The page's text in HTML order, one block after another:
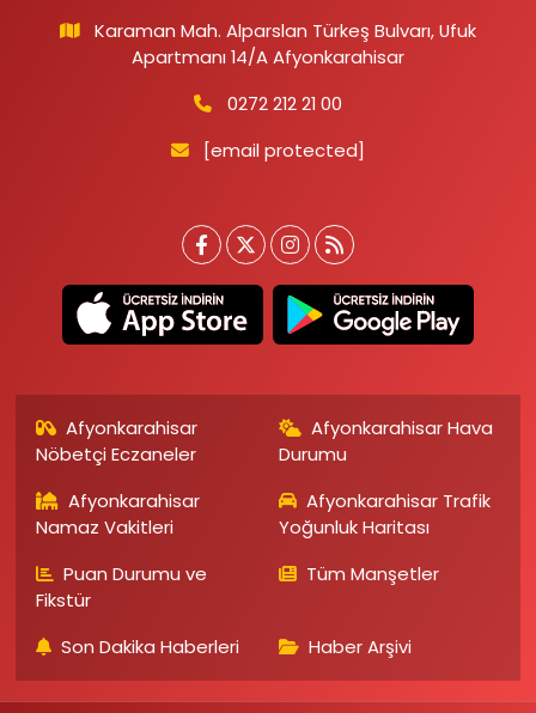
Karaman Mah. Alparslan Türkeş Bulvarı, Ufuk
Apartmanı 14/A Afyonkarahisar
0272 212 21 00
[email protected]
Afyonkarahisar
Nöbetçi Eczaneler
Afyonkarahisar Hava
Durumu
Afyonkarahisar
Namaz Vakitleri
Afyonkarahisar Trafik
Yoğunluk Haritası
Puan Durumu ve
Fikstür
Tüm Manşetler
Son Dakika Haberleri Haber Arşivi